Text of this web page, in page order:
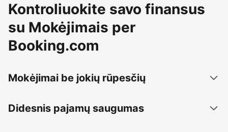
Kontroliuokite savo finansus
su Mokėjimais per
Booking.com
Mokėjimai be jokių rūpesčių
Didesnis pajamų saugumas